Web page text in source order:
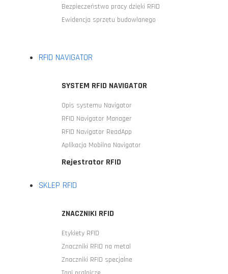
Bezpieczeństwo pracy dzięki RFID
Ewidencja sprzętu budowlanego
RFID NAVIGATOR
SYSTEM RFID NAVIGATOR
Opis systemu Navigator
RFID Navigator Manager
RFID Navigator ReadApp
Aplikacja Mobilna Navigator
Rejestrator RFID
SKLEP RFID
ZNACZNIKI RFID
Etykiety RFID
Znaczniki RFID na metal
Znaczniki RFID specjalne